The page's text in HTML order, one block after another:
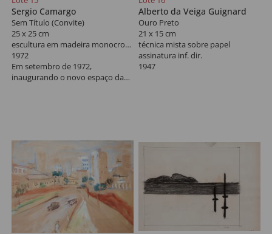
Sergio Camargo
Sem Título (Convite)
25 x 25 cm
escultura em madeira monocromada
1972
Em setembro de 1972,
inaugurando o novo espaço da
relevo de madeira que
acompanha parte da publicação
é de autoria do amigo Willys de
Castro.
Alberto da Veiga Guignard
Ouro Preto
21 x 15 cm
técnica mista sobre papel
assinatura inf. dir.
1947